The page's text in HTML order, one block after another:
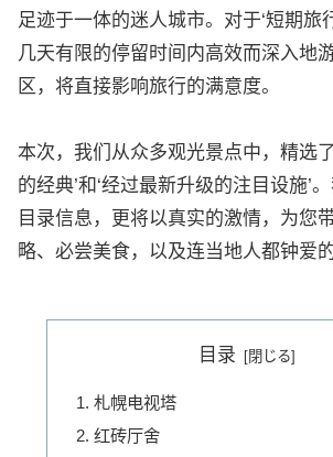
足迹于一体的迷人城市。对于‘短期旅
几天有限的停留时间内高效而深入地
区，将直接影响旅行的满意度。
本次，我们从众多观光景点中，精选
的经典’和‘经过最新升级的注目设施’
目录信息，更将以真实的激情，为您
略、必尝美食，以及连当地人都钟爱
目录
札幌电视塔
红砖厅舍